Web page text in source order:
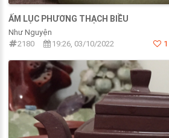
ẤM LỤC PHƯƠNG THẠCH BIỀU
Như Nguyện
2180
19:26, 03/10/2022 1